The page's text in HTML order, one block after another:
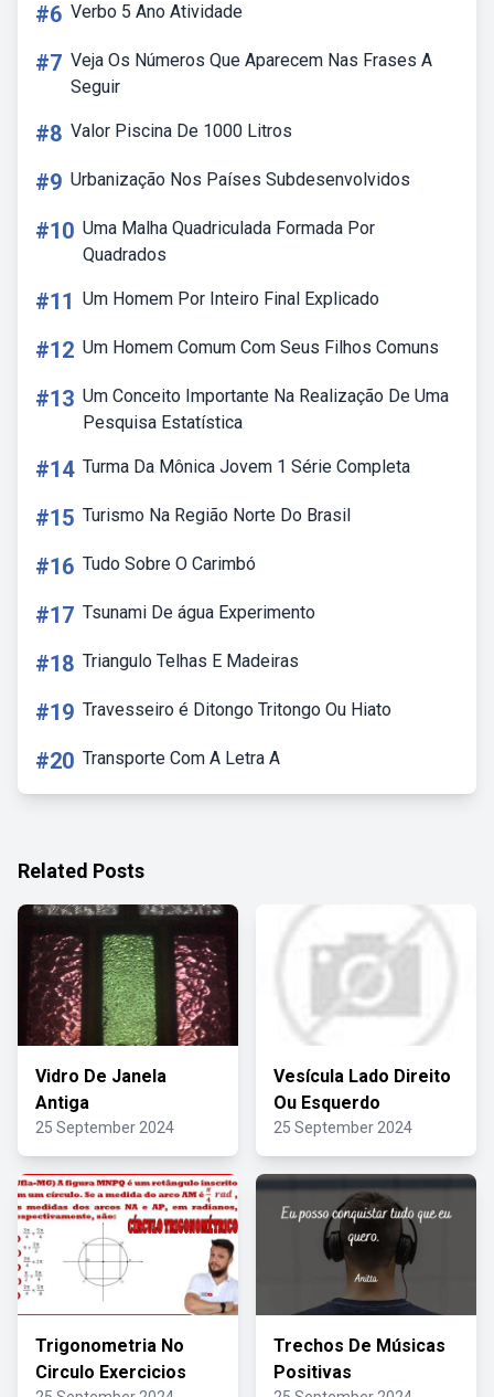
#6 Verbo 5 Ano Atividade
#7 Veja Os Números Que Aparecem Nas Frases A
Seguir
#8 Valor Piscina De 1000 Litros
#9 Urbanização Nos Países Subdesenvolvidos
#10 Uma Malha Quadriculada Formada Por
Quadrados
#11 Um Homem Por Inteiro Final Explicado
#12 Um Homem Comum Com Seus Filhos Comuns
#13 Um Conceito Importante Na Realização De Uma
Pesquisa Estatística
#14 Turma Da Mônica Jovem 1 Série Completa
#15 Turismo Na Região Norte Do Brasil
#16 Tudo Sobre O Carimbó
#17 Tsunami De água Experimento
#18 Triangulo Telhas E Madeiras
#19 Travesseiro é Ditongo Tritongo Ou Hiato
#20 Transporte Com A Letra A
Related Posts
Vidro De Janela
Antiga
25 September 2024
Vesícula Lado Direito
Ou Esquerdo
25 September 2024
Trigonometria No
Circulo Exercicios
Trechos De Músicas
Positivas